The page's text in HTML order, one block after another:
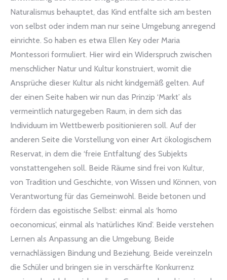
Naturalismus behauptet, das Kind entfalte sich am besten
von selbst oder indem man nur seine Umgebung anregend
einrichte. So haben es etwa Ellen Key oder Maria
Montessori formuliert. Hier wird ein Widerspruch zwischen
menschlicher Natur und Kultur konstruiert, womit die
Ansprüche dieser Kultur als nicht kindgemäß gelten. Auf
der einen Seite haben wir nun das Prinzip ‘Markt’ als
vermeintlich naturgegeben Raum, in dem sich das
Individuum im Wettbewerb positionieren soll. Auf der
anderen Seite die Vorstellung von einer Art ökologischem
Reservat, in dem die ‘freie Entfaltung’ des Subjekts
vonstattengehen soll. Beide Räume sind frei von Kultur,
von Tradition und Geschichte, von Wissen und Können, von
Verantwortung für das Gemeinwohl. Beide betonen und
fördern das egoistische Selbst: einmal als ‘homo
oeconomicus’, einmal als ‘natürliches Kind’. Beide verstehen
Lernen als Anpassung an die Umgebung. Beide
vernachlässigen Bindung und Beziehung. Beide vereinzeln
die Schüler und bringen sie in verschärfte Konkurrenz